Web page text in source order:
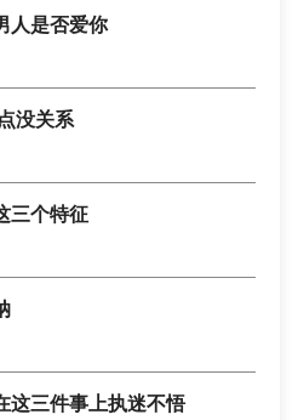
人是否爱你
没关系
三个特征
这三件事上执迷不悟